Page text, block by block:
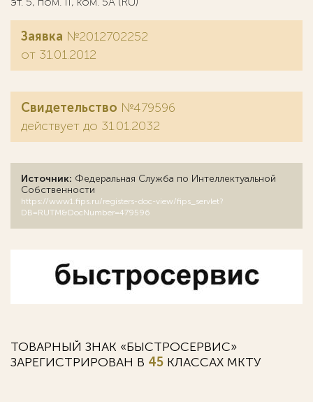
Заявка №2012702252
от 31.01.2012
Свидетельство №479596
действует до 31.01.2032
Источник: Федеральная Служба по Интеллектуальной
Собственности
https://www1.fips.ru/registers-doc-view/fips_servlet?
DB=RUTM&DocNumber=479596
ТОВАРНЫЙ ЗНАК «БЫСТРОСЕРВИС»
ЗАРЕГИСТРИРОВАН В 45 КЛАССАХ MKTУ